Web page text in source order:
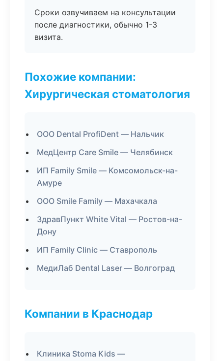
Сроки озвучиваем на консультации
после диагностики, обычно 1-3
визита.
Похожие компании:
Хирургическая стоматология
ООО Dental ProfiDent — Нальчик
МедЦентр Care Smile — Челябинск
ИП Family Smile — Комсомольск-на-
Амуре
ООО Smile Family — Махачкала
ЗдравПункт White Vital — Ростов-на-
Дону
ИП Family Clinic — Ставрополь
МедиЛаб Dental Laser — Волгоград
Компании в Краснодар
Клиника Stoma Kids —